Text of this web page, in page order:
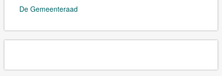
De Gemeenteraad